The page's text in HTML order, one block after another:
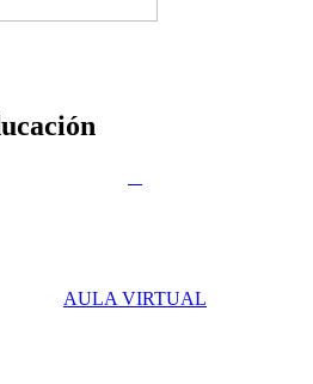
AULA VIRTUAL